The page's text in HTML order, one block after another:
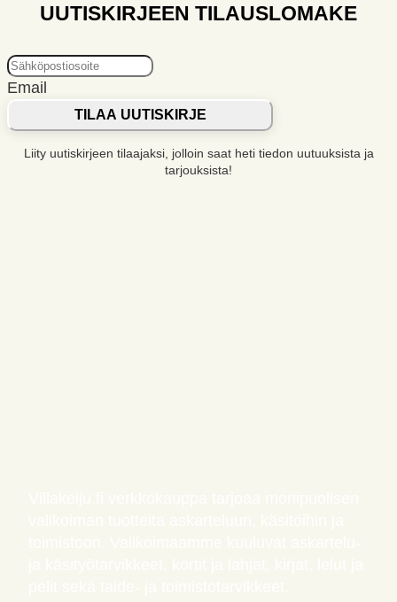
UUTISKIRJEEN TILAUSLOMAKE
Email
TILAA UUTISKIRJE
Liity uutiskirjeen tilaajaksi, jolloin saat heti tiedon uutuuksista ja
tarjouksista!